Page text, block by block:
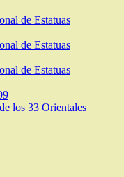
de Estatuas
de Estatuas
de Estatuas
los 33 Orientales